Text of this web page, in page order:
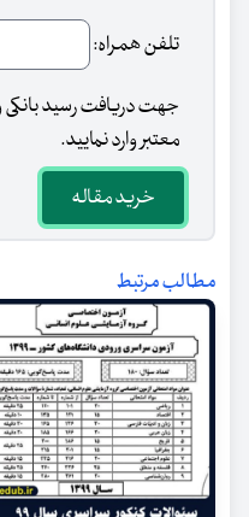
تلفن همراه:
جهت دریافت رسید بانکی
معتبر وارد نمایید.
خرید مقاله
مطالب مرتبط